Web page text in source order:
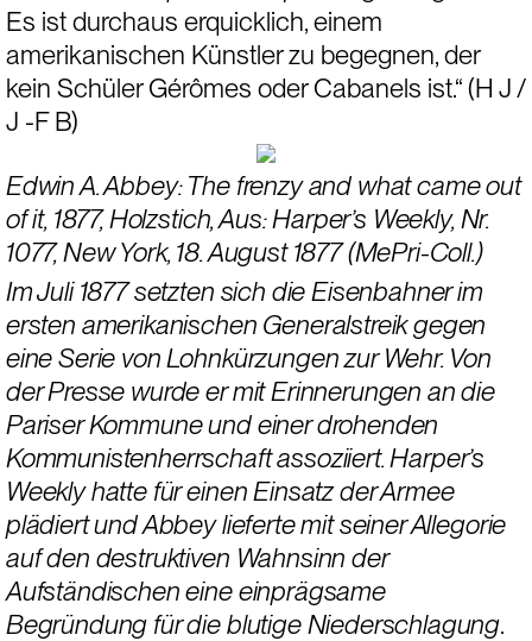
Es ist durchaus erquicklich, einem
amerikanischen Künstler zu begegnen, der
kein Schüler Gérômes oder Cabanels ist.“ (H J /
J -F B)
Edwin A. Abbey: The frenzy and what came out
of it, 1877, Holzstich, Aus: Harper’s Weekly, Nr.
1077, New York, 18. August 1877 (MePri-Coll.)
Im Juli 1877 setzten sich die Eisenbahner im
ersten amerikanischen Generalstreik gegen
eine Serie von Lohnkürzungen zur Wehr. Von
der Presse wurde er mit Erinnerungen an die
Pariser Kommune und einer drohenden
Kommunistenherrschaft assoziiert. Harper’s
Weekly hatte für einen Einsatz der Armee
plädiert und Abbey lieferte mit seiner Allegorie
auf den destruktiven Wahnsinn der
Aufständischen eine einprägsame
Begründung für die blutige Niederschlagung.